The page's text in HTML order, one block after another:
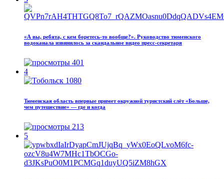
«А вы, ребята, с кем боретесь‑то вообще?». Руководство тюменского
водоканала извинилось за скандальное видео пресс-секретаря
401
4
Тюменская область впервые примет окружной туристский слёт «Больше,
чем путешествие» — где и когда
213
5